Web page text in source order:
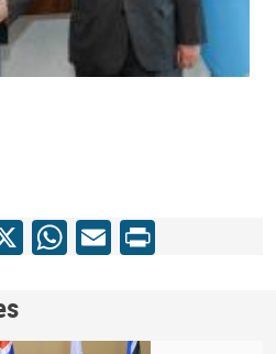
WhatsApp
Email
Print